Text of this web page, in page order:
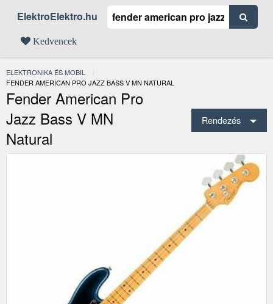
ElektroElektro.hu
Kedvencek
ELEKTRONIKA ÉS MOBIL
JELENLEGI:
FENDER AMERICAN PRO JAZZ BASS V MN NATURAL
Fender American Pro
Jazz Bass V MN
Natural
Rendezés